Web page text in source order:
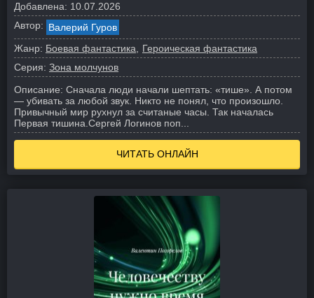
Добавлена: 10.07.2026
Автор: Валерий Гуров
Жанр: Боевая фантастика
Героическая фантастика
Серия: Зона молчунов
Описание: Сначала люди начали шептать: «тише». А потом
— убивать за любой звук. Никто не понял, что произошло.
Привычный мир рухнул за считаные часы. Так началась
Первая тишина. Сергей Логинов поп...
ЧИТАТЬ ОНЛАЙН